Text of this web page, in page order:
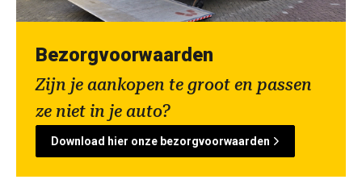
Bezorgvoorwaarden
Zijn je aankopen te groot en passen
ze niet in je auto?
Download hier onze bezorgvoorwaarden